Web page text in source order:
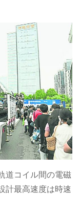
道コイル間の電磁
計最高速度は時速